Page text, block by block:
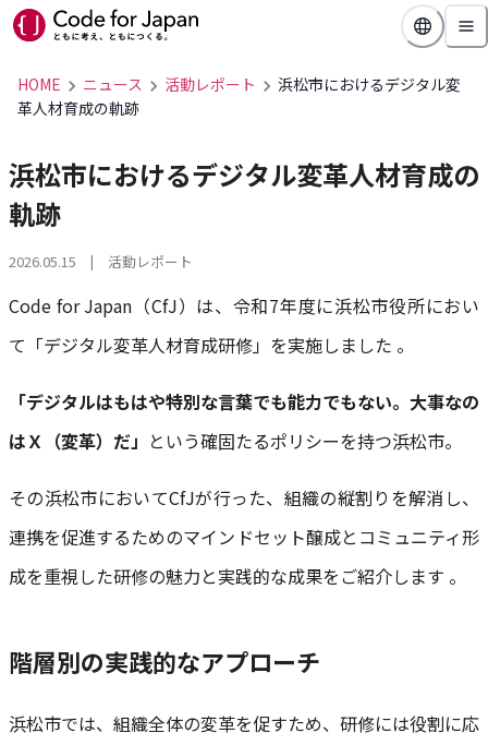
HOME ニュース 活動レポート
浜松市におけるデジタル変
革人材育成の軌跡
浜松市におけるデジタル変革人材育成の
軌跡
2026.05.15 | 活動レポート
Code for Japan（CfJ）は、令和7年度に浜松市役所におい
て「デジタル変革人材育成研修」を実施しました 。
「デジタルはもはや特別な言葉でも能力でもない。大事なの
はＸ（変革）だ」 という確固たるポリシーを持つ浜松市。
その浜松市においてCfJが行った、組織の縦割りを解消し、
連携を促進するためのマインドセット醸成とコミュニティ形
成を重視した研修の魅力と実践的な成果をご紹介します 。
階層別の実践的なアプローチ
浜松市では、組織全体の変革を促すため、研修には役割に応